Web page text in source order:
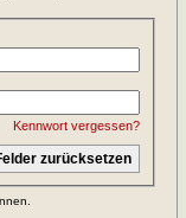
Kennwort vergessen?